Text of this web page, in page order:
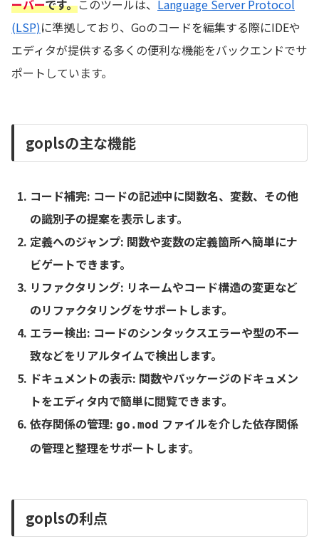
ーバーです。このツールは、 Language Server Protocol
(LSP)に準拠しており、Goのコードを編集する際にIDEや
エディタが提供する多くの便利な機能をバックエンドでサ
ポートしています。
goplsの主な機能
コード補完: コードの記述中に関数名、変数、その他
の識別子の提案を表示します。
定義へのジャンプ: 関数や変数の定義箇所へ簡単にナ
ビゲートできます。
リファクタリング: リネームやコード構造の変更など
のリファクタリングをサポートします。
エラー検出: コードのシンタックスエラーや型の不一
致などをリアルタイムで検出します。
ドキュメントの表示: 関数やパッケージのドキュメン
トをエディタ内で簡単に閲覧できます。
依存関係の管理: go.mod ファイルを介した依存関係
の管理と整理をサポートします。
goplsの利点